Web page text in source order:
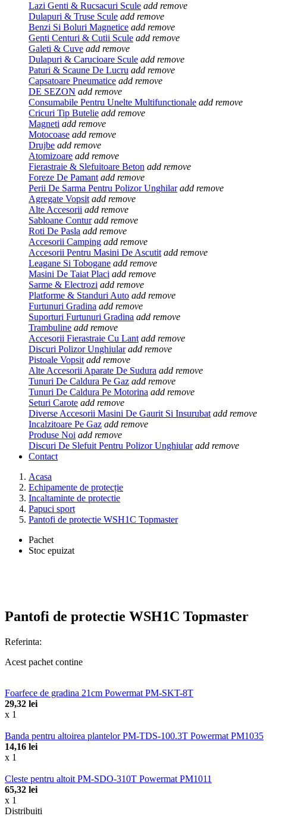
Lazi Genti & Rucsacuri Scule add remove
Dulapuri & Truse Scule add remove
Benzi Si Boluri Magnetice add remove
Genti Centuri & Cutii Scule add remove
Galeti & Cuve add remove
Dulapuri & Carucioare Scule add remove
Paturi & Scaune De Lucru add remove
Capsatoare Pneumatice add remove
DE SEZON add remove
Consumabile Pentru Unelte Multifunctionale add remove
Cricuri Tip Butelie add remove
Magneti add remove
Motocoase add remove
Drujbe add remove
Atomizoare add remove
Fierastraie & Slefuitoare Beton add remove
Foreze De Pamant add remove
Perii De Sarma Pentru Polizor Unghilar add remove
Agregate Vopsit add remove
Alte Accesorii add remove
Sabloane Contur add remove
Roti De Pasla add remove
Accesorii Camping add remove
Accesorii Pentru Masini De Ascutit add remove
Leagane Si Tobogane add remove
Masini De Taiat Placi add remove
Sarme & Electrozi add remove
Platforme & Standuri Auto add remove
Furtunuri Gradina add remove
Suporturi Furtunuri Gradina add remove
Trambuline add remove
Accesorii Fierastraie Cu Lant add remove
Discuri Polizor Unghiular add remove
Pistoale Vopsit add remove
Alte Accesorii Aparate De Sudura add remove
Tunuri De Caldura Pe Gaz add remove
Tunuri De Caldura Pe Motorina add remove
Seturi Carote add remove
Diverse Accesorii Masini De Gaurit Si Insurubat add remove
Incalzitoare Pe Gaz add remove
Produse Noi add remove
Discuri De Slefuit Pentru Polizor Unghiular add remove
Contact
Acasa
Echipamente de protecție
Incaltaminte de protectie
Papuci sport
Pantofi de protectie WSH1C Topmaster
Pachet
Stoc epuizat
Pantofi de protectie WSH1C Topmaster
Referinta:
Acest pachet contine
Foarfece de gradina 21cm Powermat PM-SKT-8T
29,32 lei
x 1
Banda pentru altoirea plantelor PM-TDS-100.3T Powermat PM1035
14,16 lei
x 1
Cleste pentru altoit PM-SDO-310T Powermat PM1011
65,32 lei
x 1
Distribuiti